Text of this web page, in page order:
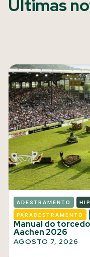
Últimas
ADESTRAMENTO
PARADESTRAMENTO
Manual do
Aachen 2026
AGOSTO 7, 2026